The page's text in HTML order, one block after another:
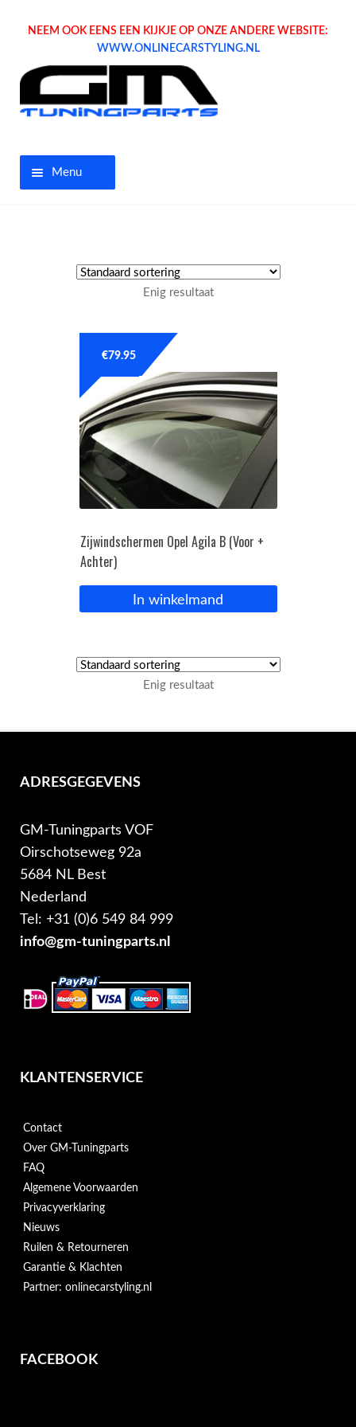
NEEM OOK EENS EEN KIJKJE OP ONZE ANDERE WEBSITE:
WWW.ONLINECARSTYLING.NL
Menu
Tuning parts
OPC Line
Bedrijfswagen parts
Inloggen / Registreren
Enig resultaat
Zijwindschermen Opel Agila B (Voor +
Achter)
€79.95
In winkelmand
Enig resultaat
ADRESGEGEVENS
GM-Tuningparts VOF
Oirschotseweg 92a
5684 NL Best
Nederland
Tel: +31 (0)6 549 84 999
info@gm-tuningparts.nl
KLANTENSERVICE
Contact
Over GM-Tuningparts
FAQ
Algemene Voorwaarden
Privacyverklaring
Nieuws
Ruilen & Retourneren
Garantie & Klachten
Partner: onlinecarstyling.nl
FACEBOOK